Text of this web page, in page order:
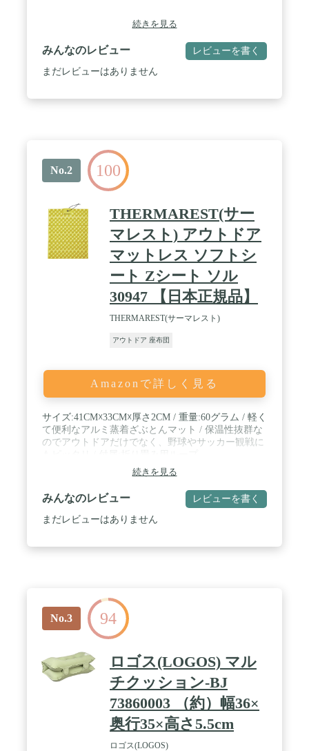
続きを見る
みんなのレビュー レビューを書く
まだレビューはありません
No.2 100
THERMAREST(サー
マレスト) アウトドア
マットレス ソフトシ
ート Zシート ソル
30947 【日本正規品】
THERMAREST(サーマレスト)
アウトドア 座布団
Amazonで詳しく見る
サイズ:41CM☓33CM☓厚さ2CM / 重量:60グラム / 軽く
て便利なアルミ蒸着ざぶとんマット / 保温性抜群な
のでアウトドアだけでなく、野球やサッカー観戦に
続きを見る
みんなのレビュー レビューを書く
まだレビューはありません
No.3 94
ロゴス(LOGOS) マル
チクッション-BJ
73860003 （約）幅36×
奥行35×高さ5.5cm
ロゴス(LOGOS)